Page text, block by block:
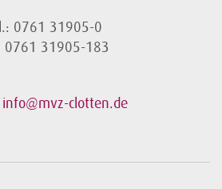
0761 31905-0
0761 31905-183
info@mvz-clotten.de